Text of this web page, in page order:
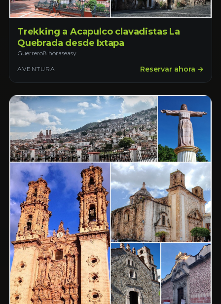
Trekking a Acapulco clavadistas La
Quebrada desde Ixtapa
Guerrero8 horaseasy
AVENTURA Reservar ahora →